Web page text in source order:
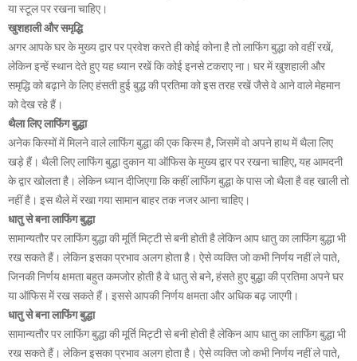
या स्टूल पर रखना चाहिए।
खुशहाली और समृद्धि
अगर आपके घर के मुख्य द्वार पर प्रवेश करते ही कोई कोना है तो लाफिंग बुद्धा को वहीं रखें,
लेकिन इन्हें स्थान देते हुए यह ध्यान रखें कि कोई इनसे टकराए ना। घर में खुशहाली और
समृद्धि को बढ़ाने के लिए हंसती हुई बुद्ध की प्रतिमा को इस तरह रखें जैसे वे आने वाले मेहमान
को देख रहे हैं।
थैला लिए लाफिंग बुद्धा
अनेक किस्मों में मिलने वाले लाफिंग बुद्धा की एक किस्म है, जिसमें वो अपने हाथ में थैला लिए
खड़े हैं। थैली लिए लाफिंग बुद्धा दुकान या ऑफिस के मुख्य द्वार पर रखना चाहिए, यह आमदनी
के द्वार खोलता है। लेकिन ध्यान दीजिएगा कि कहीं लाफिंग बुद्धा के पास जो थैला है वह खाली तो
नहीं है। इस थैले में रखा गया सामान बाहर तक नजर आना चाहिए।
धातु से बना लाफिंग बुद्धा
सामान्यतौर पर लाफिंग बुद्धा की मूर्ति मिट्टी से बनी होती है लेकिन आप धातु का लाफिंग बुद्धा भी
रख सकते हैं। लेकिन इसका प्रभाव अलग होता है। ऐसे व्यक्ति जो कभी निर्णय नहीं ले पाते,
जिनकी निर्णय क्षमता बहुत कमजोर होती है वे धातु से बने, हंसते हुए बुद्धा की प्रतिमा अपने घर
या ऑफिस में रख सकते हैं। इससे आपकी निर्णय क्षमता और अधिक बढ़ जाएगी।
धातु से बना लाफिंग बुद्धा
सामान्यतौर पर लाफिंग बुद्धा की मूर्ति मिट्टी से बनी होती है लेकिन आप धातु का लाफिंग बुद्धा भी
रख सकते हैं। लेकिन इसका प्रभाव अलग होता है। ऐसे व्यक्ति जो कभी निर्णय नहीं ले पाते,